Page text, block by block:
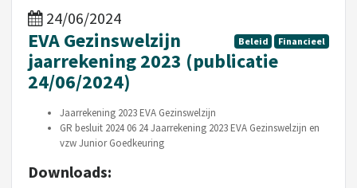
24/06/2024
Beleid Financieel
EVA Gezinswelzijn
jaarrekening 2023 (publicatie
24/06/2024)
Jaarrekening 2023 EVA Gezinswelzijn
GR besluit 2024 06 24 Jaarrekening 2023 EVA Gezinswelzijn en
vzw Junior Goedkeuring
Downloads: